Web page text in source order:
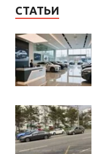
СТАТЬИ